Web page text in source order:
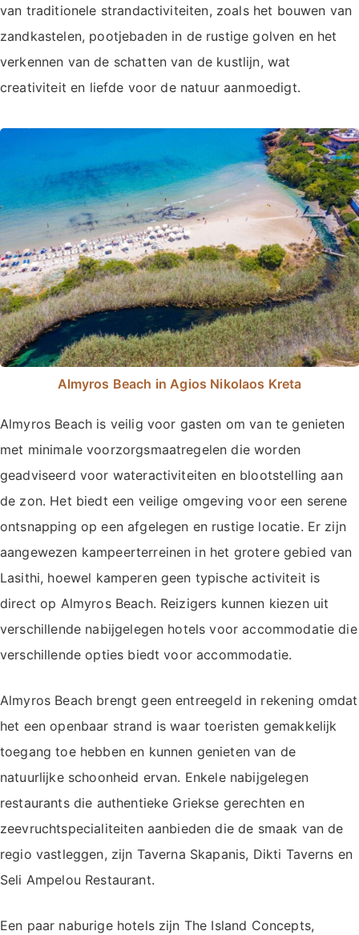
van traditionele strandactiviteiten, zoals het bouwen van
zandkastelen, pootjebaden in de rustige golven en het
verkennen van de schatten van de kustlijn, wat
creativiteit en liefde voor de natuur aanmoedigt.
Almyros Beach in Agios Nikolaos Kreta
Almyros Beach is veilig voor gasten om van te genieten
met minimale voorzorgsmaatregelen die worden
geadviseerd voor wateractiviteiten en blootstelling aan
de zon. Het biedt een veilige omgeving voor een serene
ontsnapping op een afgelegen en rustige locatie. Er zijn
aangewezen kampeerterreinen in het grotere gebied van
Lasithi, hoewel kamperen geen typische activiteit is
direct op Almyros Beach. Reizigers kunnen kiezen uit
verschillende nabijgelegen hotels voor accommodatie die
verschillende opties biedt voor accommodatie.
Almyros Beach brengt geen entreegeld in rekening omdat
het een openbaar strand is waar toeristen gemakkelijk
toegang toe hebben en kunnen genieten van de
natuurlijke schoonheid ervan. Enkele nabijgelegen
restaurants die authentieke Griekse gerechten en
zeevruchtspecialiteiten aanbieden die de smaak van de
regio vastleggen, zijn Taverna Skapanis, Dikti Taverns en
Seli Ampelou Restaurant.
Een paar naburige hotels zijn The Island Concepts,